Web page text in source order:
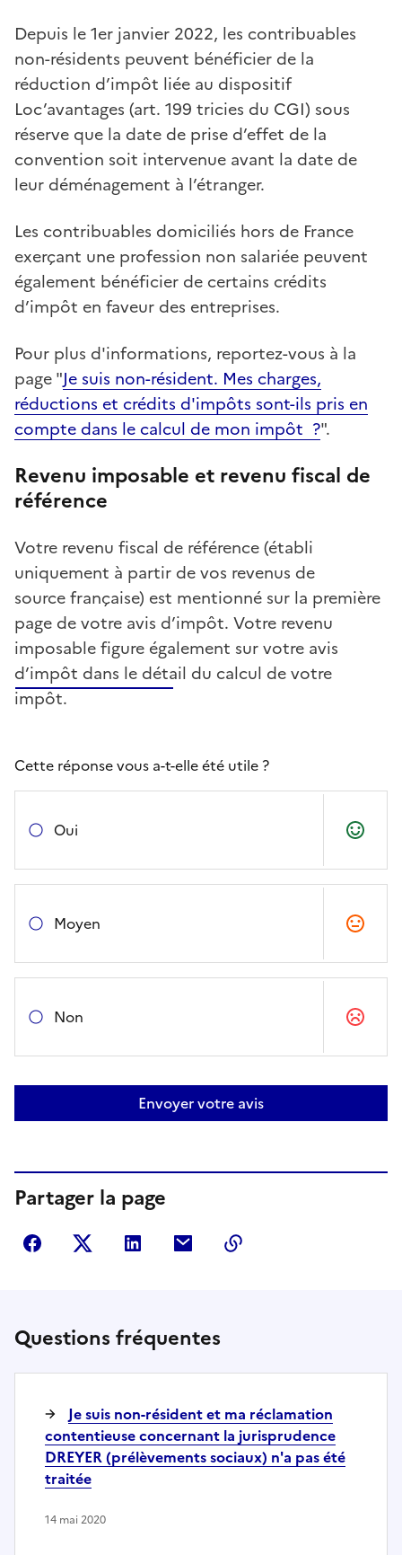
Depuis le 1er janvier 2022, les contribuables
non-résidents peuvent bénéficier de la
réduction d’impôt liée au dispositif
Loc’avantages (art. 199 tricies du CGI) sous
réserve que la date de prise d’effet de la
convention soit intervenue avant la date de
leur déménagement à l’étranger.
Les contribuables domiciliés hors de France
exerçant une profession non salariée peuvent
également bénéficier de certains crédits
d’impôt en faveur des entreprises.
Pour plus d'informations, reportez-vous à la
page "Je suis non-résident. Mes charges,
réductions et crédits d'impôts sont-ils pris en
compte dans le calcul de mon impôt ?".
Revenu imposable et revenu fiscal de
référence
Votre revenu fiscal de référence (établi
uniquement à partir de vos revenus de
source française) est mentionné sur la première
page de votre avis d’impôt. Votre revenu
imposable figure également sur votre avis
d’impôt dans le détail du calcul de votre
impôt.
Cette réponse vous a-t-elle été utile ?
Oui
Moyen
Non
Envoyer votre avis
Partager la page
Partager sur Facebook
Partager sur Twitter
Partager sur LinkedIn
Partager par courriel
Questions fréquentes
Je suis non-résident et ma réclamation
contentieuse concernant la jurisprudence
DREYER (prélèvements sociaux) n'a pas été
traitée
14 mai 2020